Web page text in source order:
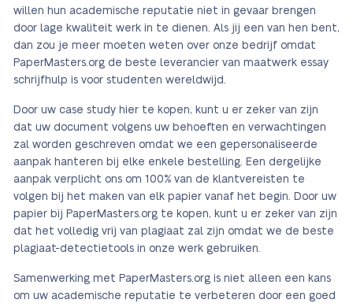
willen hun academische reputatie niet in gevaar brengen
door lage kwaliteit werk in te dienen. Als jij een van hen bent,
dan zou je meer moeten weten over onze bedrijf omdat
PaperMasters.org de beste leverancier van maatwerk essay
schrijfhulp is voor studenten wereldwijd.
Door uw case study hier te kopen, kunt u er zeker van zijn
dat uw document volgens uw behoeften en verwachtingen
zal worden geschreven omdat we een gepersonaliseerde
aanpak hanteren bij elke enkele bestelling. Een dergelijke
aanpak verplicht ons om 100% van de klantvereisten te
volgen bij het maken van elk papier vanaf het begin. Door uw
papier bij PaperMasters.org te kopen, kunt u er zeker van zijn
dat het volledig vrij van plagiaat zal zijn omdat we de beste
plagiaat-detectietools in onze werk gebruiken.
Samenwerking met PaperMasters.org is niet alleen een kans
om uw academische reputatie te verbeteren door een goed